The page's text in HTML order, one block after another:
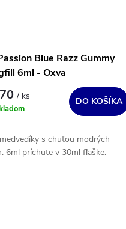
Blue Razz Gummy
6ml - Oxva
/ ks DO KOŠÍKA
s chuťou modrých
6ml príchute v 30ml fľaške.